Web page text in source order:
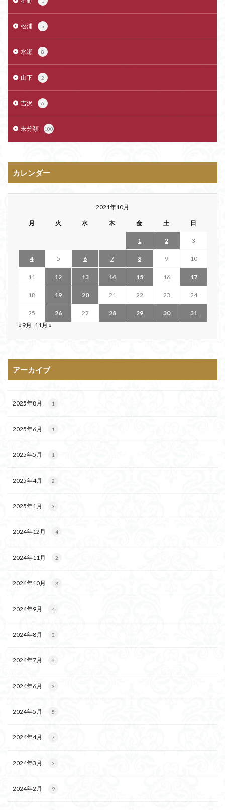
松浦 5
水瀬 8
山下 2
吉沢 6
未分類 100
カレンダー
2021年10月
月 火 水 木 金 土 日
1 2 3
4 5 6 7 8 9 10
11 12 13 14 15 16 17
18 19 20 21 22 23 24
25 26 27 28 29 30
31
« 9月 11月 »
アーカイブ
2025年8月 1
2025年6月 1
2025年5月 1
2025年4月 2
2025年1月 3
2024年12月 4
2024年11月 2
2024年10月 3
2024年9月 4
2024年8月 3
2024年7月 6
2024年6月 3
2024年5月 5
2024年4月 7
2024年3月 3
2024年2月 9